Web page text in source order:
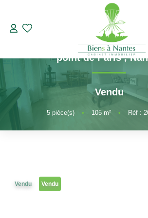
ACHETER
LOUER
ESTIMER
Référence 2002JGIE
A vendre appartement T5
point de Paris,
Vendu
5pièce(s) • 105m² • Réf :
Vendu Vendu